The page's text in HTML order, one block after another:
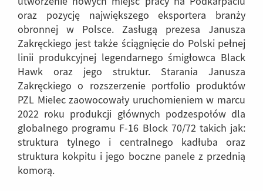
oraz pozycję największego eksportera branży
obronnej w Polsce. Zasługą prezesa Janusza
Zakręckiego jest także ściągnięcie do Polski pełnej
linii produkcyjnej legendarnego śmigłowca Black
Hawk oraz jego struktur. Starania Janusza
Zakręckiego o rozszerzenie portfolio produktów
PZL Mielec zaowocowały uruchomieniem w marcu
2022 roku produkcji głównych podzespołów dla
globalnego programu F-16 Block 70/72 takich jak:
struktura tylnego i centralnego kadłuba oraz
struktura kokpitu i jego boczne panele z przednią
komorą.